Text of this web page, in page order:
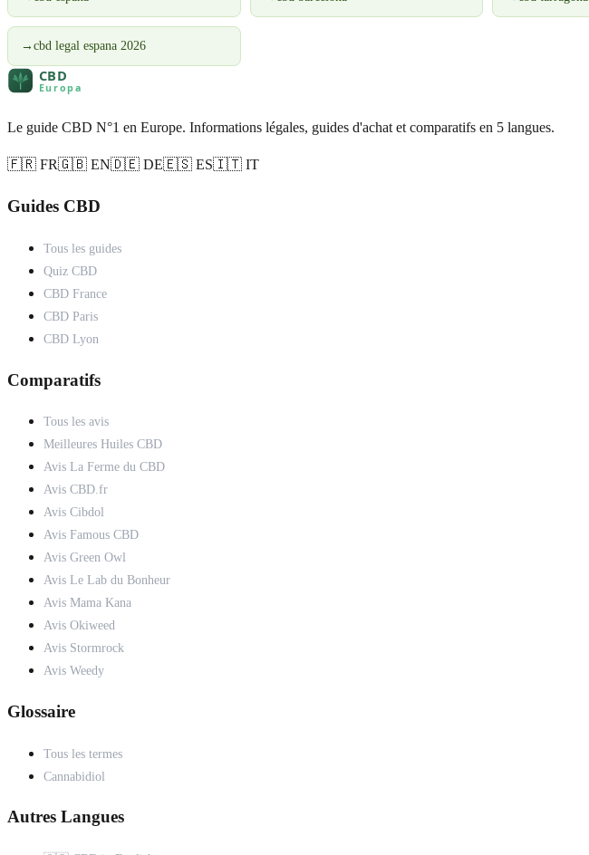
→ cbd legal espana 2026
Le guide CBD N°1 en Europe. Informations légales, guides d'achat et comparatifs en 5 langues.
🇫🇷 FR🇬🇧 EN🇩🇪 DE🇪🇸 ES🇮🇹 IT
Guides CBD
Tous les guides
Quiz CBD
CBD France
CBD Paris
CBD Lyon
Comparatifs
Tous les avis
Meilleures Huiles CBD
Avis La Ferme du CBD
Avis CBD.fr
Avis Cibdol
Avis Famous CBD
Avis Green Owl
Avis Le Lab du Bonheur
Avis Mama Kana
Avis Okiweed
Avis Stormrock
Avis Weedy
Glossaire
Tous les termes
Cannabidiol
Autres Langues